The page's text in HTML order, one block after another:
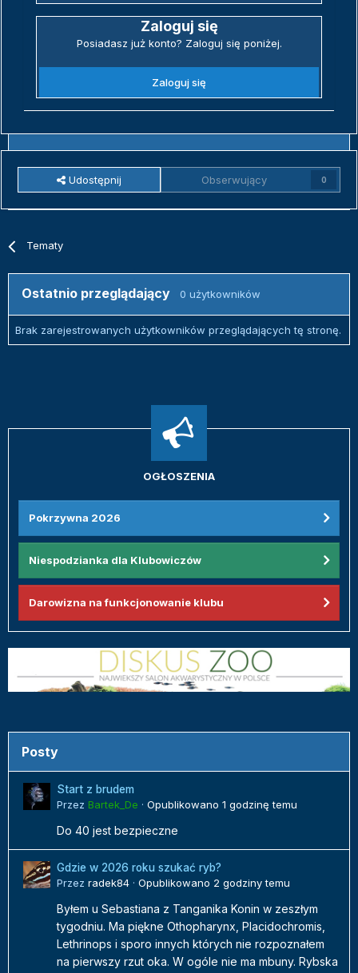
Zaloguj się
Posiadasz już konto? Zaloguj się poniżej.
Zaloguj się
Udostępnij Obserwujący 0
Tematy
Ostatnio przeglądający 0 użytkowników
Brak zarejestrowanych użytkowników przeglądających tę stronę.
OGŁOSZENIA
Pokrzywna 2026
Niespodzianka dla Klubowiczów
Darowizna na funkcjonowanie klubu
Posty
Start z brudem
Przez Bartek_De · Opublikowano 1 godzinę temu
Do 40 jest bezpieczne
Gdzie w 2026 roku szukać ryb?
Przez radek84 · Opublikowano 2 godziny temu
Byłem u Sebastiana z Tanganika Konin w zeszłym
tygodniu. Ma piękne Othopharynx, Placidochromis,
Lethrinops i sporo innych których nie rozpoznałem
na pierwszy rzut oka. W ogóle nie ma mbuny. Rybska